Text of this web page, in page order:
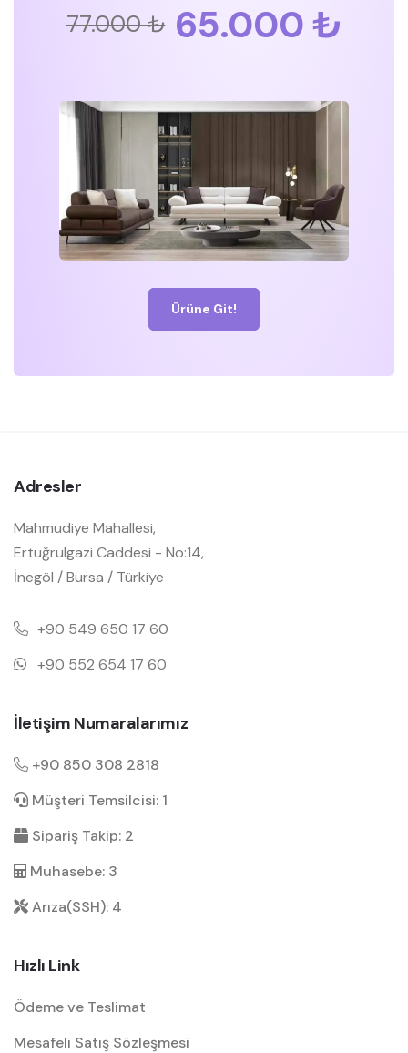
77.000 ₺ 65.000 ₺
Ürüne Git!
Adresler
Mahmudiye Mahallesi,
Ertuğrulgazi Caddesi - No:14,
İnegöl / Bursa / Türkiye
+90 549 650 17 60
+90 552 654 17 60
İletişim Numaralarımız
+90 850 308 2818
Müşteri Temsilcisi: 1
Sipariş Takip: 2
Muhasebe: 3
Arıza(SSH): 4
Hızlı Link
Ödeme ve Teslimat
Mesafeli Satış Sözleşmesi